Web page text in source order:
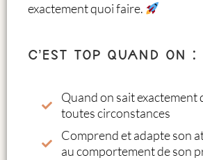
exactement quoi faire.
C’est top quand on :
Quand on sait exactement
toutes circonstances
Comprend et adapte son
au comportement de son